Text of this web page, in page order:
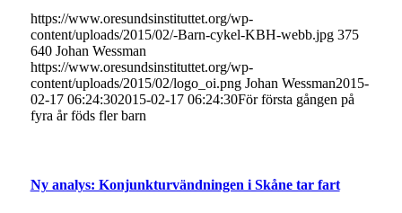
https://www.oresundsinstituttet.org/wp-
content/uploads/2015/02/-Barn-cykel-KBH-webb.jpg 375
640 Johan Wessman
https://www.oresundsinstituttet.org/wp-
content/uploads/2015/02/logo_oi.png Johan Wessman2015-
02-17 06:24:302015-02-17 06:24:30För första gången på
fyra år föds fler barn
Ny analys: Konjunkturvändningen i Skåne tar fart